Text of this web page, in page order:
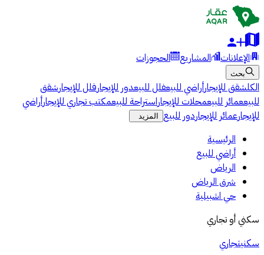
الإعلانات المشاريع الحجوزات
بحث
الكلشقق للإيجارأراضي للبيعفلل للبيعدور للإيجارفلل للإيجارشقق
للبيععمائر للبيعمحلات للإيجاراستراحة للبيعمكتب تجاري للإيجارأراضي
للإيجارعمائر للإيجاردور للبيع المزيد
الرئيسية
أراضي للبيع
الرياض
شرق الرياض
حي اشبيلية
سكني أو تجاري
سكنيتجاري